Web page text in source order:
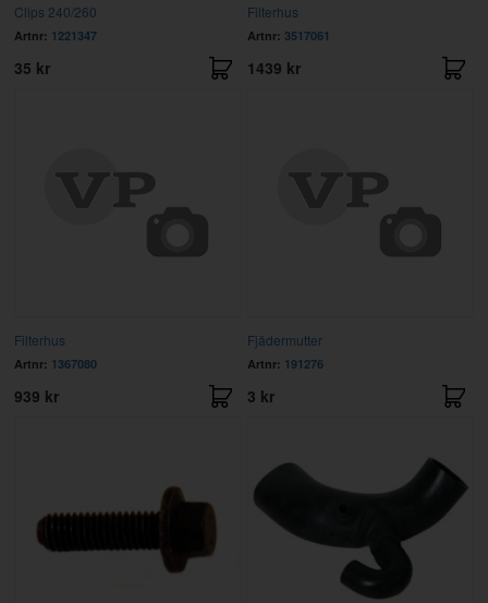
Clips 240/260
Artnr: 1221347
35 kr
Filterhus
Artnr: 3517061
1439 kr
Filterhus
Artnr: 1367080
939 kr
Fjädermutter
Artnr: 191276
3 kr